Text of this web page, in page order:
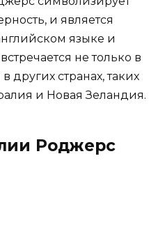
и является
языке и
не только в
других странах, таких
и Новая Зеландия.
Роджерс